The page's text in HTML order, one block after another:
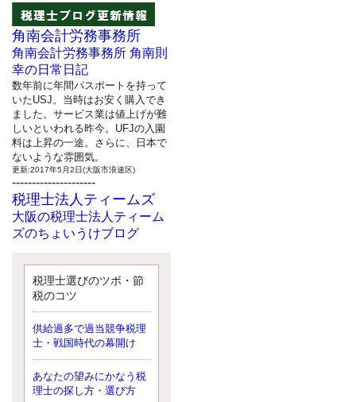
角南会計労務事務所
角南会計労務事務所 角南則
幸の日常日記
数年前に年間パスポートを持って
いたUSJ。当時はお安く購入でき
ました。サービス業は値上げが難
しいといわれる昨今。UFJの入園
料は上昇の一途。さらに、日本で
ないような雰囲気。
更新:2017年5月2日(大阪市浪速区)
---------------------
税理士法人ティームズ
大阪の税理士法人ティーム
ズのちょいうけブログ
なったことに気付いた、税理士の
北井です。寂しいです。 先日、テ
ィームズイベントとしてバーベキ
ップしようと思いましたが、そこ
はセンスある後のブロガーに任せ
ようと思います。
更新:2017年5月1日(大阪市北区)
---------------------
サクセス会計事務所
税理士選びのツボ・節
税のコツ
供給過多で過当競争税理
士・戦国時代の幕開け
あなたの望みにかなう税
理士の探し方・選び方